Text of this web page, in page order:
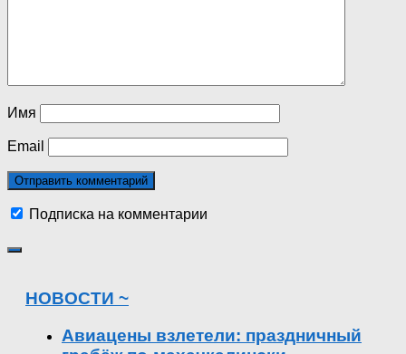
Имя
Email
Подписка на комментарии
НОВОСТИ ~
Авиацены взлетели: праздничный